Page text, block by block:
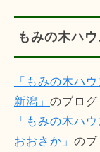
もみの木ハ
「もみの木ハウ
新潟」 のブログ
「もみの木ハウ
おおさか」 のブ